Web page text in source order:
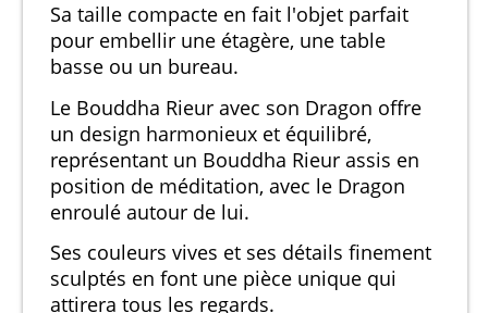
Sa taille compacte en fait l'objet parfait
pour embellir une étagère, une table
basse ou un bureau.
Le Bouddha Rieur avec son Dragon offre
un design harmonieux et équilibré,
représentant un Bouddha Rieur assis en
position de méditation, avec le Dragon
enroulé autour de lui.
Ses couleurs vives et ses détails finement
sculptés en font une pièce unique qui
attirera tous les regards.